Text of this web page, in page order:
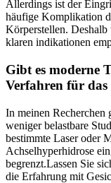
⁤Allerdings ist ⁣der
‌häufige ⁢Komplikation‍
Körperstellen.
klaren indikationen
Gibt es‍ moderne
Verfahren für das
In meinen Recherchen
weniger ‌belastbare
bestimmte Laser oder
Achselhyperhidrose
⁣begrenzt.Lassen Sie⁢
die Erfahrung⁤ mit